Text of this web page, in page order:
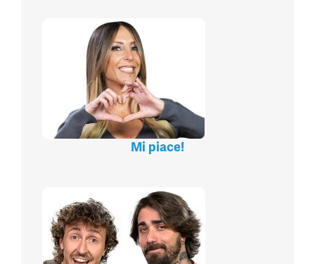
Mi piace!